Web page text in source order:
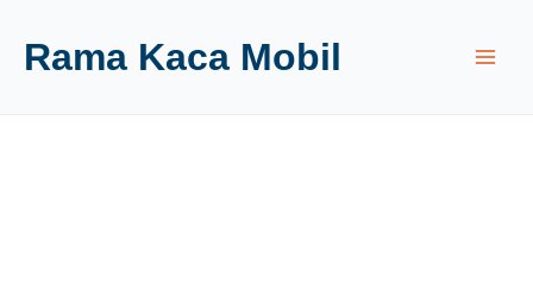
Rama Kaca Mobil